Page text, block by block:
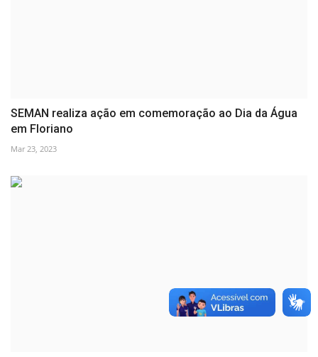
SEMAN realiza ação em comemoração ao Dia da Água
em Floriano
Mar 23, 2023